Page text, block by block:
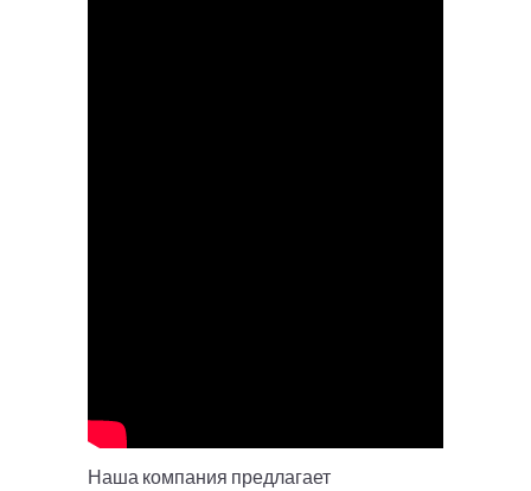
Наша компания предлагает